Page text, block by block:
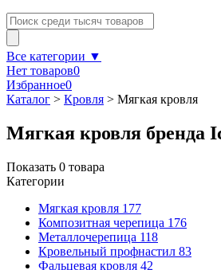
Все категории ▼
Нет товаров0
Избранное0
Каталог > Кровля > Мягкая кровля
Мягкая кровля бренда
Показать 0 товара
Категории
Мягкая кровля 177
Композитная черепица 176
Металлочерепица 118
Кровельный профнастил 83
Фальцевая кровля 42